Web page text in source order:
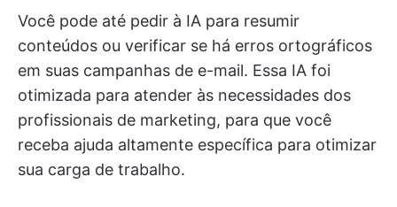
Você pode até pedir à IA para resumir
conteúdos ou verificar se há erros ortográficos
em suas campanhas de e-mail. Essa IA foi
otimizada para atender às necessidades dos
profissionais de marketing, para que você
receba ajuda altamente específica para otimizar
sua carga de trabalho.